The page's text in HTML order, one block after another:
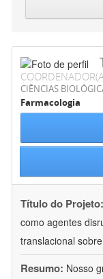
CIÊNCIAS
Farmacologia
Título do Projeto:
como agentes
translacional
Resumo: Nosso